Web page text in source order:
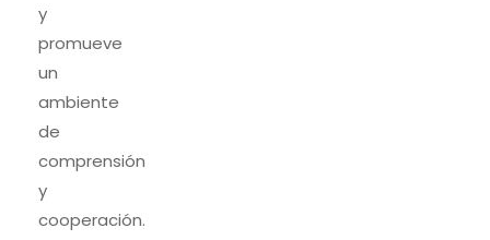
y
promueve
un
ambiente
de
comprensión
y
cooperación.